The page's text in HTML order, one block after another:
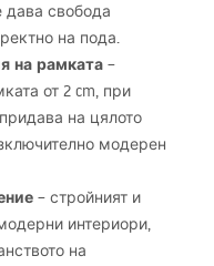
дава свобода
на пода.
на рамката –
от 2 cm, при
на цялото
модерен
– стройният и
интериори,
на